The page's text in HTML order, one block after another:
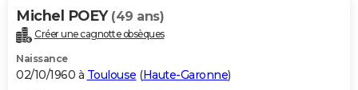
Michel POEY (49 ans)
Créer une cagnotte obsèques
Naissance
02/10/1960 à Toulouse (Haute-Garonne)